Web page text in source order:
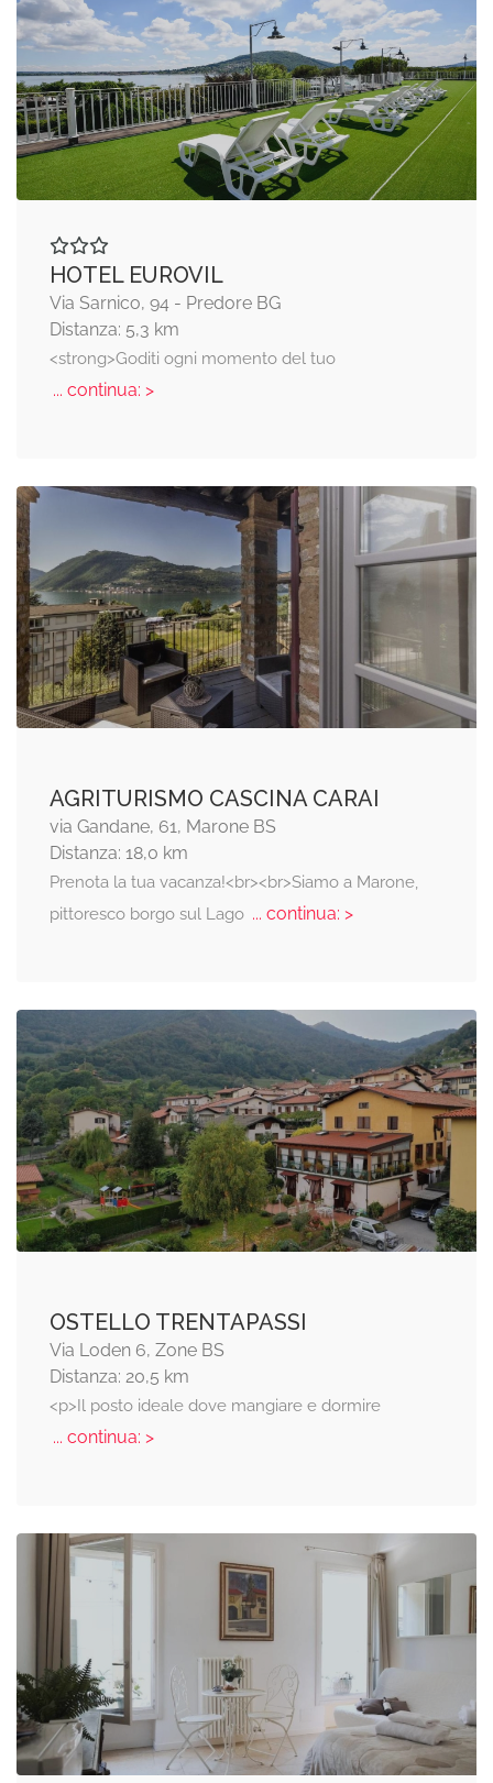
HOTEL EUROVIL
Via Sarnico, 94 - Predore BG
Distanza: 5,3 km
<strong>Goditi ogni momento del tuo
... continua: >
AGRITURISMO CASCINA CARAI
via Gandane, 61, Marone BS
Distanza: 18,0 km
Prenota la tua vacanza!<br><br>Siamo a Marone,
pittoresco borgo sul Lago... continua: >
OSTELLO TRENTAPASSI
Via Loden 6, Zone BS
Distanza: 20,5 km
<p>Il posto ideale dove mangiare e dormire
... continua: >